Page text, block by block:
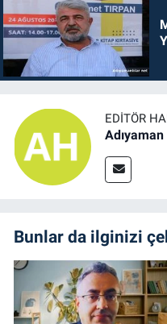
EDITÖR
Bunlar da ilginizi